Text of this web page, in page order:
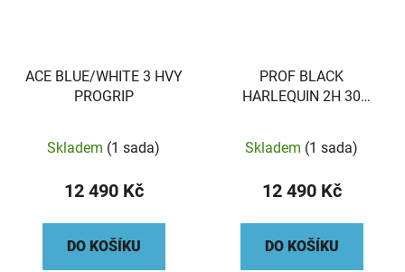
ACE BLUE/WHITE 3 HVY
PROGRIP
Skladem (1 sada)
12 490 Kč
DO KOŠÍKU
PROF BLACK
HARLEQUIN 2H 30
Skladem (1 sada)
12 490 Kč
DO KOŠÍKU